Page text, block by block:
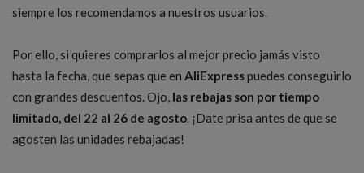
siempre los recomendamos a nuestros usuarios.
Por ello, si quieres comprarlos al mejor precio jamás visto
hasta la fecha, que sepas que en AliExpresspuedes conseguirlo
con grandes descuentos. Ojo, las rebajas son por tiempo
limitado, del 22 al 26 de agosto. ¡Date prisa antes de que se
agosten las unidades rebajadas!